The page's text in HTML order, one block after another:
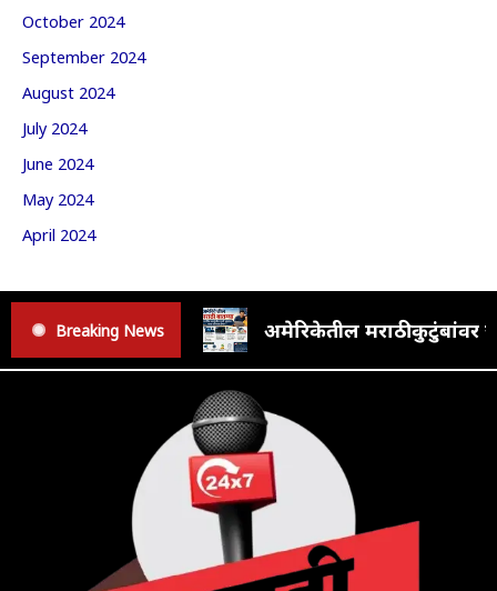
October 2024
September 2024
August 2024
July 2024
June 2024
May 2024
April 2024
Breaking News अमेरिकेतील मराठी कुटुंबांवर